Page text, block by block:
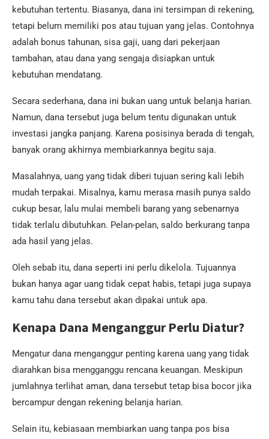
kebutuhan tertentu. Biasanya, dana ini tersimpan di rekening,
tetapi belum memiliki pos atau tujuan yang jelas. Contohnya
adalah bonus tahunan, sisa gaji, uang dari pekerjaan
tambahan, atau dana yang sengaja disiapkan untuk
kebutuhan mendatang.
Secara sederhana, dana ini bukan uang untuk belanja harian.
Namun, dana tersebut juga belum tentu digunakan untuk
investasi jangka panjang. Karena posisinya berada di tengah,
banyak orang akhirnya membiarkannya begitu saja.
Masalahnya, uang yang tidak diberi tujuan sering kali lebih
mudah terpakai. Misalnya, kamu merasa masih punya saldo
cukup besar, lalu mulai membeli barang yang sebenarnya
tidak terlalu dibutuhkan. Pelan-pelan, saldo berkurang tanpa
ada hasil yang jelas.
Oleh sebab itu, dana seperti ini perlu dikelola. Tujuannya
bukan hanya agar uang tidak cepat habis, tetapi juga supaya
kamu tahu dana tersebut akan dipakai untuk apa.
Kenapa Dana Menganggur Perlu Diatur?
Mengatur dana menganggur penting karena uang yang tidak
diarahkan bisa mengganggu rencana keuangan. Meskipun
jumlahnya terlihat aman, dana tersebut tetap bisa bocor jika
bercampur dengan rekening belanja harian.
Selain itu, kebiasaan membiarkan uang tanpa pos bisa